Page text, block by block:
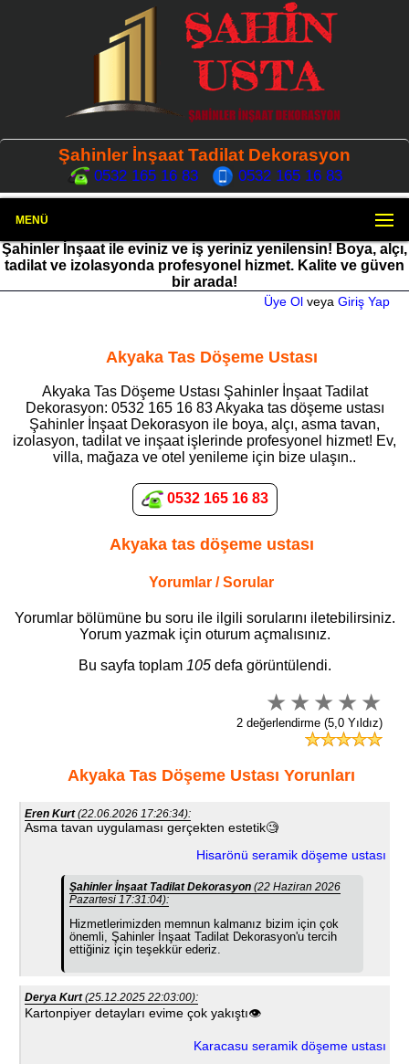
Şahinler İnşaat Tadilat Dekorasyon
0532 165 16 83 0532 165 16 83
MENÜ
Şahinler İnşaat ile eviniz ve iş yeriniz yenilensin! Boya, alçı,
tadilat ve izolasyonda profesyonel hizmet. Kalite ve güven
bir arada!
Üye Ol veya Giriş Yap
Akyaka Tas Döşeme Ustası
Akyaka Tas Döşeme Ustası Şahinler İnşaat Tadilat
Dekorasyon: 0532 165 16 83 Akyaka tas döşeme ustası
Şahinler İnşaat Dekorasyon ile boya, alçı, asma tavan,
izolasyon, tadilat ve inşaat işlerinde profesyonel hizmet! Ev,
villa, mağaza ve otel yenileme için bize ulaşın..
0532 165 16 83
Akyaka tas döşeme ustası
Yorumlar / Sorular
Yorumlar bölümüne bu soru ile ilgili sorularını iletebilirsiniz.
Yorum yazmak için oturum açmalısınız.
Bu sayfa toplam 105defa görüntülendi.
2 değerlendirme (5,0 Yıldız)
Akyaka Tas Döşeme Ustası Yorunları
Eren Kurt(22.06.2026 17:26:34):
Asma tavan uygulaması gerçekten estetik🧐
Hisarönü seramik döşeme ustası
Şahinler İnşaat Tadilat Dekorasyon(22 Haziran 2026
Pazartesi 17:31:04):
Hizmetlerimizden memnun kalmanız bizim için çok
önemli, Şahinler İnşaat Tadilat Dekorasyon'u tercih
ettiğiniz için teşekkür ederiz.
Derya Kurt(25.12.2025 22:03:00):
Kartonpiyer detayları evime çok yakıştı👁
Karacasu seramik döşeme ustası